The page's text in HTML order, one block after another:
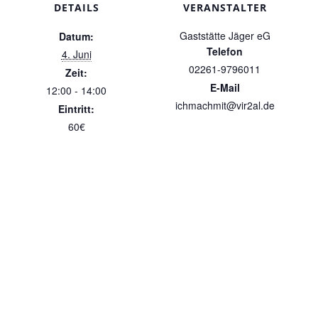
DETAILS
Datum:
4. Juni
Zeit:
12:00 - 14:00
Eintritt:
60€
VERANSTALTER
Gaststätte Jäger eG
Telefon
02261-9796011
E-Mail
ichmachmit@vir2al.de